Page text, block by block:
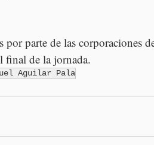
parte de las corporaciones
final de la jornada.
Aguilar Pala